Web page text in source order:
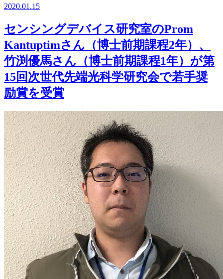
2020.01.15
センシングデバイス研究室のProm
Kantuptimさん（博士前期課程2年）、
竹渕優馬さん（博士前期課程1年）が第
15回次世代先端光科学研究会で若手奨
励賞を受賞